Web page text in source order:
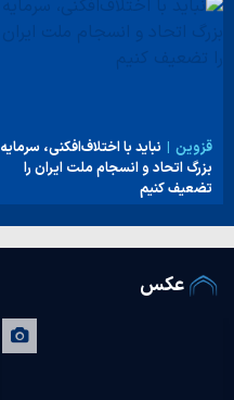
قزوین
نباید با اختلاف‌افکنی، سرمایه
بزرگ اتحاد و انسجام ملت ایران را
تضعیف کنیم
عکس